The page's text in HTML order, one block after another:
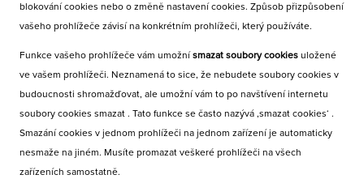
blokování cookies nebo o změně nastavení cookies. Způsob přizpůsobení
vašeho prohlížeče závisí na konkrétním prohlížeči, který používáte.
Funkce vašeho prohlížeče vám umožnísmazat soubory cookies uložené
ve vašem prohlížeči. Neznamená to sice, že nebudete soubory cookies v
budoucnosti shromažďovat, ale umožní vám to po navštívení internetu
soubory cookies smazat . Tato funkce se často nazývá ‚smazat cookies‘ .
Smazání cookies v jednom prohlížeči na jednom zařízení je automaticky
nesmaže na jiném. Musíte promazat veškeré prohlížeči na všech
zařízeních samostatně.